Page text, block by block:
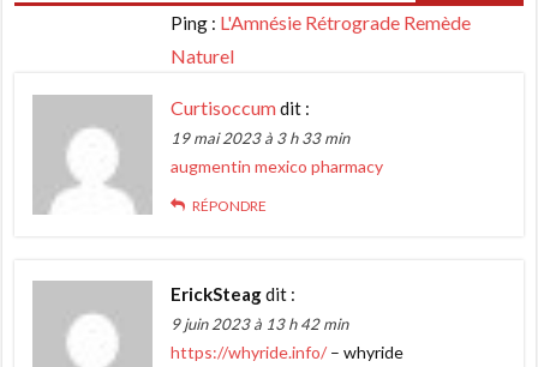
Ping : L'Amnésie Rétrograde Remède
Naturel
Curtisoccumdit :
19 mai 2023 à 3 h 33 min
augmentin mexico pharmacy
RÉPONDRE
ErickSteagdit :
9 juin 2023 à 13 h 42 min
https://whyride.info/ – whyride